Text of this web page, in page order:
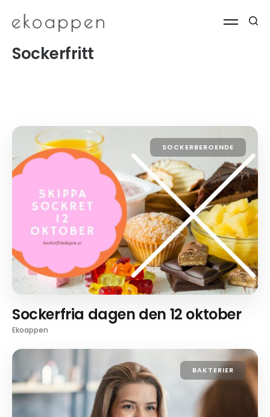
Sockerfritt
SOCKERBEROENDE
Sockerfria dagen den 12 oktober
Ekoappen
BAKTERIER